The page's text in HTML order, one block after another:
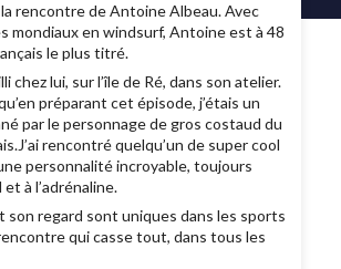
rencontre de Antoine Albeau. Avec
mondiaux en windsurf, Antoine est à 48
le plus titré.
chez lui, sur l’île de Ré, dans son atelier.
préparant cet épisode, j’étais un
par le personnage de gros costaud du
rencontré quelqu’un de super cool
personnalité incroyable, toujours
à l’adrénaline.
son regard sont uniques dans les sports
qui casse tout, dans tous les